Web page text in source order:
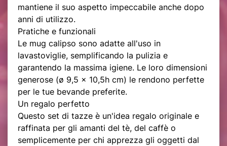
mantiene il suo aspetto impeccabile anche dopo
anni di utilizzo.
Pratiche e funzionali
Le mug calipso sono adatte all'uso in
lavastoviglie, semplificando la pulizia e
garantendo la massima igiene. Le loro dimensioni
generose (ø 9,5 x 10,5h cm) le rendono perfette
per le tue bevande preferite.
Un regalo perfetto
Questo set di tazze è un'idea regalo originale e
raffinata per gli amanti del tè, del caffè o
semplicemente per chi apprezza gli oggetti dal